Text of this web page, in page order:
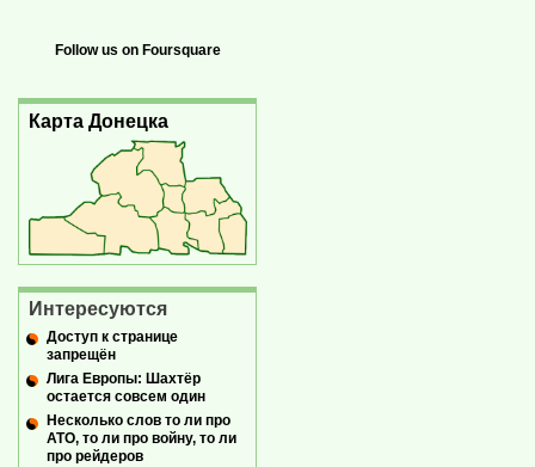
Follow us on Foursquare
Карта Донецка
Интересуются
Доступ к странице
запрещён
Лига Европы: Шахтёр
остается совсем один
Несколько слов то ли про
АТО, то ли про войну, то ли
про рейдеров